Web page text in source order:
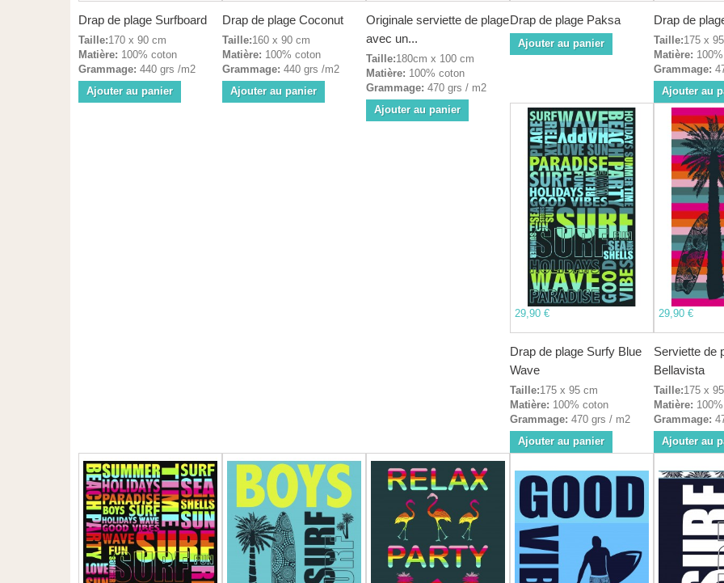
Drap de plage Surfboard
Taille:170 x 90 cm
Matière: 100% coton
Grammage: 440 grs /m2
Ajouter au panier
Drap de plage Coconut
Taille:160 x 90 cm
Matière: 100% coton
Grammage: 440 grs /m2
Ajouter au panier
Originale serviette de plage
avec un...
Taille:180cm x 100 cm
Matière: 100% coton
Grammage: 470 grs / m2
Ajouter au panier
Drap de plage Paksa
Ajouter au panier
Drap de
Taille:175 x
Matière:
Grammage:
Ajouter au
29,90 €
Drap de plage Surfy Blue
Wave
Taille:175 x 95 cm
Matière: 100% coton
Grammage: 470 grs / m2
Ajouter au panier
29,90 €
Serviette de
Bellavista
Taille:175 x
Matière:
Grammage:
Ajouter au